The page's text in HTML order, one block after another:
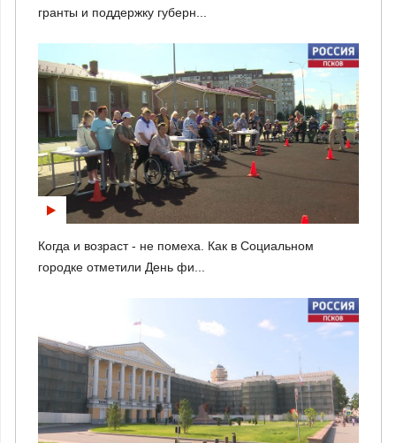
гранты и поддержку губерн...
Когда и возраст - не помеха. Как в Социальном
городке отметили День фи...